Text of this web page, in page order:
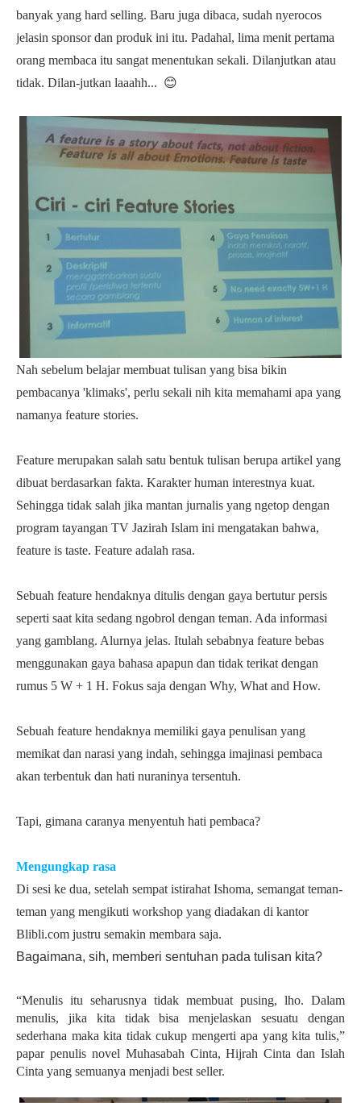
banyak yang hard selling. Baru juga dibaca, sudah nyerocos
jelasin sponsor dan produk ini itu. Padahal, lima menit pertama
orang membaca itu sangat menentukan sekali. Dilanjutkan atau
tidak. Dilan-jutkan laaahh... 😊
Nah sebelum belajar membuat tulisan yang bisa bikin
pembacanya 'klimaks', perlu sekali nih kita memahami apa yang
namanya feature stories.
Feature merupakan salah satu bentuk tulisan berupa artikel yang
dibuat berdasarkan fakta. Karakter human interestnya kuat.
Sehingga tidak salah jika mantan jurnalis yang ngetop dengan
program tayangan TV Jazirah Islam ini mengatakan bahwa,
feature is taste. Feature adalah rasa.
Sebuah feature hendaknya ditulis dengan gaya bertutur persis
seperti saat kita sedang ngobrol dengan teman. Ada informasi
yang gamblang. Alurnya jelas. Itulah sebabnya feature bebas
menggunakan gaya bahasa apapun dan tidak terikat dengan
rumus 5 W + 1 H. Fokus saja dengan Why, What and How.
Sebuah feature hendaknya memiliki gaya penulisan yang
memikat dan narasi yang indah, sehingga imajinasi pembaca
akan terbentuk dan hati nuraninya tersentuh.
Tapi, gimana caranya menyentuh hati pembaca?
Mengungkap rasa
Di sesi ke dua, setelah sempat istirahat Ishoma, semangat teman-
teman yang mengikuti workshop yang diadakan di kantor
Blibli.com justru semakin membara saja.
Bagaimana, sih, memberi sentuhan pada tulisan kita?
“Menulis itu seharusnya tidak membuat pusing, lho. Dalam
menulis, jika kita tidak bisa menjelaskan sesuatu dengan
sederhana maka kita tidak cukup mengerti apa yang kita tulis,”
papar penulis novel Muhasabah Cinta, Hijrah Cinta dan Islah
Cinta yang semuanya menjadi best seller.